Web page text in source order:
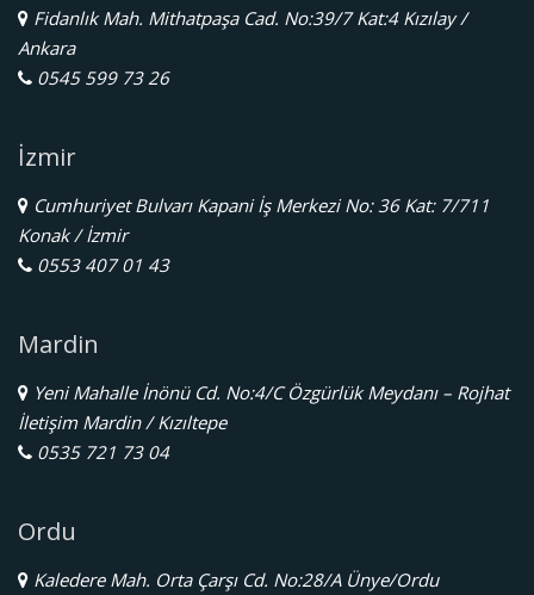
Fidanlık Mah. Mithatpaşa Cad. No:39/7 Kat:4 Kızılay /
Ankara
0545 599 73 26
İzmir
Cumhuriyet Bulvarı Kapani İş Merkezi No: 36 Kat: 7/711
Konak / İzmir
0553 407 01 43
Mardin
Yeni Mahalle İnönü Cd. No:4/C Özgürlük Meydanı – Rojhat
İletişim Mardin / Kızıltepe
0535 721 73 04
Ordu
Kaledere Mah. Orta Çarşı Cd. No:28/A Ünye/Ordu